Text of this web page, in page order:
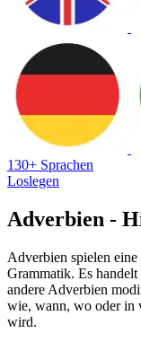
130+ Sprachen
Loslegen
Adverbien -
Adverbien spielen
Grammatik. Es
andere Adverbien
wie, wann, wo oder in
wird.